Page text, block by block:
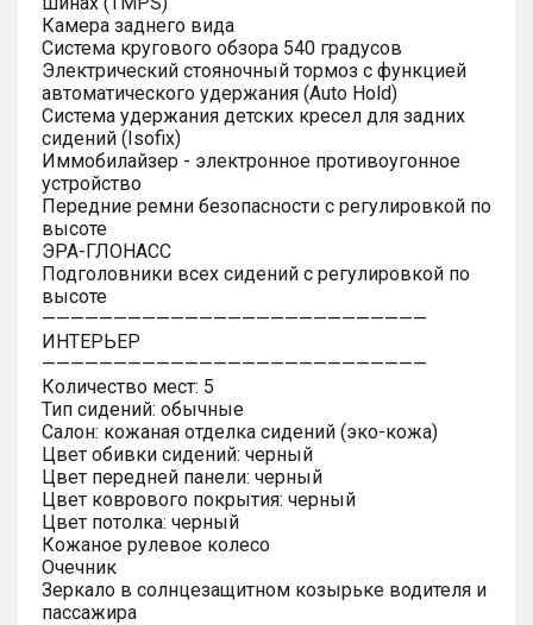
Камера заднего вида
Система кругового обзора 540 градусов
Электрический стояночный тормоз с функцией
автоматического удержания (Auto Hold)
Система удержания детских кресел для задних
сидений (Isofix)
Иммобилайзер - электронное противоугонное
устройство
Передние ремни безопасности с регулировкой по
высоте
ЭРА-ГЛОНАСС
Подголовники всех сидений с регулировкой по
высоте
———————————————————————————
ИНТЕРЬЕР
———————————————————————————
Количество мест: 5
Тип сидений: обычные
Салон: кожаная отделка сидений (эко-кожа)
Цвет обивки сидений: черный
Цвет передней панели: черный
Цвет коврового покрытия: черный
Цвет потолка: черный
Кожаное рулевое колесо
Очечник
Зеркало в солнцезащитном козырьке водителя и
пассажира